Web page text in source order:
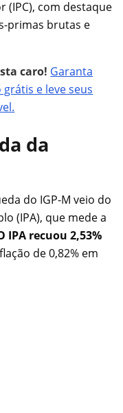
(IPC), com destaque
primas brutas e
caro! Garanta
e leve seus
da
do IGP-M veio do
(IPA), que mede a
IPA recuou 2,53%
de 0,82% em